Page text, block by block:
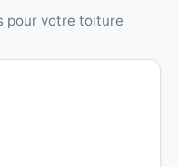
pour votre toiture